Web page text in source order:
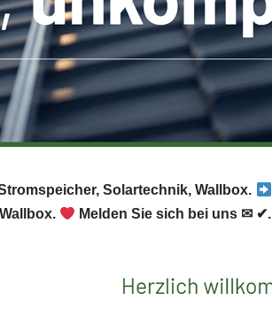
Solartechnik, Wallbox.
Melden Sie sich bei uns ✉ ✔.